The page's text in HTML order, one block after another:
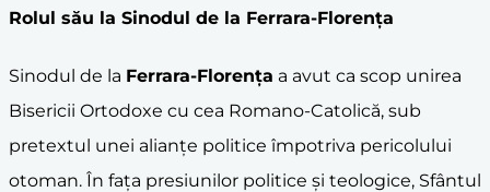
Rolul său la Sinodul de la Ferrara-Florența
Sinodul de la Ferrara-Florența a avut ca scop unirea
Bisericii Ortodoxe cu cea Romano-Catolică, sub
pretextul unei alianțe politice împotriva pericolului
otoman. În fața presiunilor politice și teologice, Sfântul